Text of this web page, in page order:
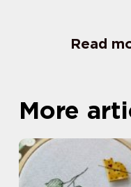
Read
More